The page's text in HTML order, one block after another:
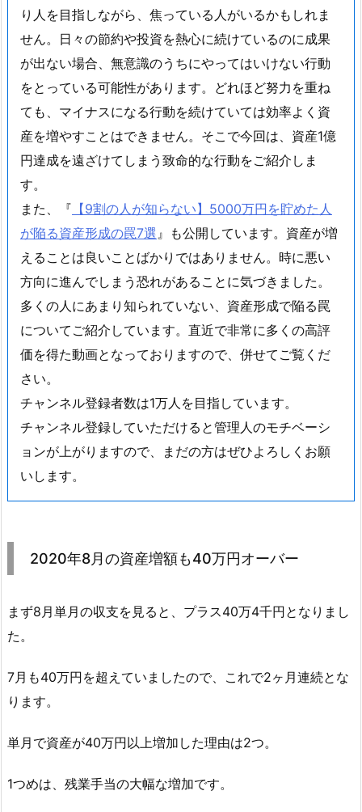
り人を目指しながら、焦っている人がいるかもしれま
せん。日々の節約や投資を熱心に続けているのに成果
が出ない場合、無意識のうちにやってはいけない行動
をとっている可能性があります。どれほど努力を重ね
ても、マイナスになる行動を続けていては効率よく資
産を増やすことはできません。そこで今回は、資産1億
円達成を遠ざけてしまう致命的な行動をご紹介しま
す。
また、『 【9割の人が知らない】5000万円を貯めた人
が陥る資産形成の罠7選』も公開しています。資産が増
えることは良いことばかりではありません。時に悪い
方向に進んでしまう恐れがあることに気づきました。
多くの人にあまり知られていない、資産形成で陥る罠
についてご紹介しています。直近で非常に多くの高評
価を得た動画となっておりますので、併せてご覧くだ
さい。
チャンネル登録者数は1万人を目指しています。
チャンネル登録していただけると管理人のモチベーシ
ョンが上がりますので、まだの方はぜひよろしくお願
いします。
2020年8月の資産増額も40万円オーバー
まず8月単月の収支を見ると、プラス40万4千円となりまし
た。
7月も40万円を超えていましたので、これで2ヶ月連続とな
ります。
単月で資産が40万円以上増加した理由は2つ。
1つめは、残業手当の大幅な増加です。